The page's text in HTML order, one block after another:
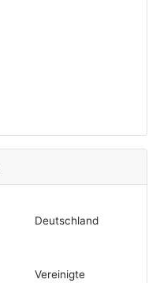
Deutschland
Vereinigte